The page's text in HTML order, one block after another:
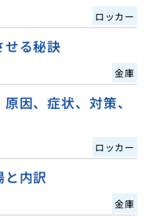
ロッカー
せる秘訣
金庫
因、症状、対策、
ロッカー
内訳
金庫